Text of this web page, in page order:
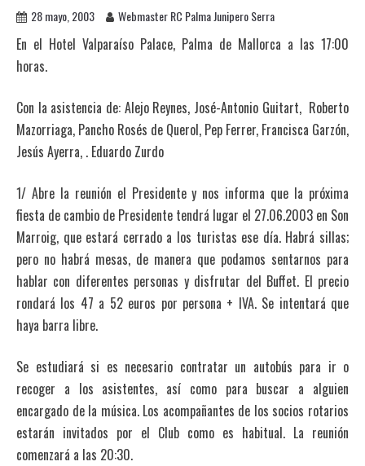
28 mayo, 2003 Webmaster RC Palma Junipero Serra
En el Hotel Valparaíso Palace, Palma de Mallorca a las 17:00
horas.
Con la asistencia de: Alejo Reynes, José-Antonio Guitart, Roberto
Mazorriaga, Pancho Rosés de Querol, Pep Ferrer, Francisca Garzón,
Jesús Ayerra, . Eduardo Zurdo
1/ Abre la reunión el Presidente y nos informa que la próxima
fiesta de cambio de Presidente tendrá lugar el 27.06.2003 en Son
Marroig, que estará cerrado a los turistas ese día. Habrá sillas;
pero no habrá mesas, de manera que podamos sentarnos para
hablar con diferentes personas y disfrutar del Buffet. El precio
rondará los 47 a 52 euros por persona + IVA. Se intentará que
haya barra libre.
Se estudiará si es necesario contratar un autobús para ir o
recoger a los asistentes, así como para buscar a alguien
encargado de la música. Los acompañantes de los socios rotarios
estarán invitados por el Club como es habitual. La reunión
comenzará a las 20:30.